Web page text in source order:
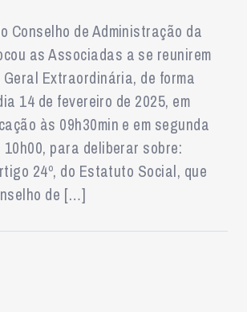
Conselho de Administração da
as Associadas a se reunirem
Geral Extraordinária, de forma
14 de fevereiro de 2025, em
às 09h30min e em segunda
para deliberar sobre:
24º, do Estatuto Social, que
de […]